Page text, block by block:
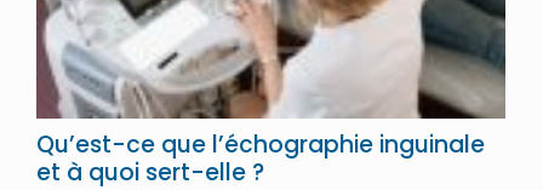
Qu’est-ce que l’échographie inguinale
et à quoi sert-elle ?